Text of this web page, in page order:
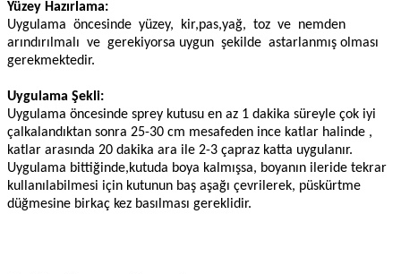
Yüzey Hazırlama:
Uygulama öncesinde yüzey, kir,pas,yağ, toz ve nemden
arındırılmalı ve gerekiyorsa uygun şekilde astarlanmış olması
gerekmektedir.
Uygulama Şekli:
Uygulama öncesinde sprey kutusu en az 1 dakika süreyle çok iyi
çalkalandıktan sonra 25-30 cm mesafeden ince katlar halinde ,
katlar arasında 20 dakika ara ile 2-3 çapraz katta uygulanır.
Uygulama bittiğinde,kutuda boya kalmışsa, boyanın ileride tekrar
kullanılabilmesi için kutunun baş aşağı çevrilerek, püskürtme
düğmesine birkaç kez basılması gereklidir.